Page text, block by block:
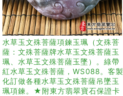
水草玉文殊菩薩項鍊玉珮（文殊菩
薩：文殊菩薩牌水草玉文殊菩薩玉
珮、水草玉文殊菩薩玉墜）。綠帶
紅水草玉文殊菩薩，WS088。客製
化訂做各種水草玉文殊菩薩吊墜玉
珮項鍊。★附東方翡翠寶石保證卡